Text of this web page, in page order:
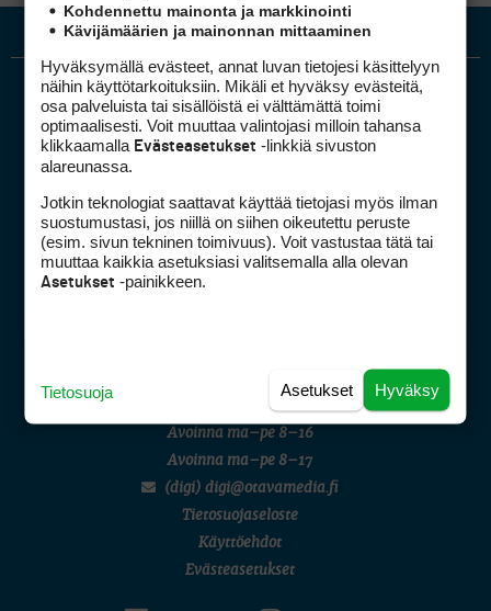
Golfpiste mediakortti
Mediahinnasto
Tietoa verkon kävijöistä
(09) 156 6227
Avoinna ma–pe 8–16
Avoinna ma–pe 8–17
(digi) digi@otavamedia.fi
Tietosuojaseloste
Käyttöehdot
Evästeasetukset
Kohdennettu mainonta ja markkinointi
Kävijämäärien ja mainonnan mittaaminen
Hyväksymällä evästeet, annat luvan tietojesi käsittelyyn
näihin käyttötarkoituksiin. Mikäli et hyväksy evästeitä,
osa palveluista tai sisällöistä ei välttämättä toimi
optimaalisesti. Voit muuttaa valintojasi milloin tahansa
klikkaamalla Evästeasetukset -linkkiä sivuston
alareunassa.
Jotkin teknologiat saattavat käyttää tietojasi myös ilman
suostumustasi, jos niillä on siihen oikeutettu peruste
(esim. sivun tekninen toimivuus). Voit vastustaa tätä tai
muuttaa kaikkia asetuksiasi valitsemalla alla olevan
Asetukset -painikkeen.
Hyväksy
Asetukset
Tietosuoja